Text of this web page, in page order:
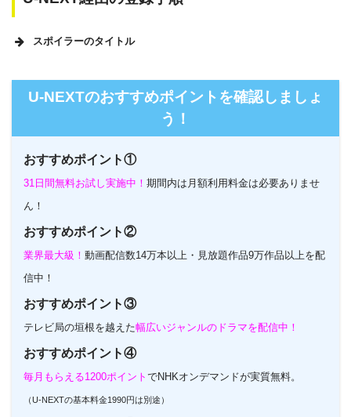
スポイラーのタイトル
U-NEXTのおすすめポイントを確認しましょ
う！
おすすめポイント①
31日間無料お試し実施中！ 期間内は月額利用料金は必要ありませ
ん！
おすすめポイント②
業界最大級！ 動画配信数14万本以上・見放題作品9万作品以上を配
信中！
おすすめポイント③
テレビ局の垣根を越えた幅広いジャンルのドラマを配信中！
おすすめポイント④
毎月もらえる1200ポイント でNHKオンデマンドが実質無料。
（U-NEXTの基本料金1990円は別途）